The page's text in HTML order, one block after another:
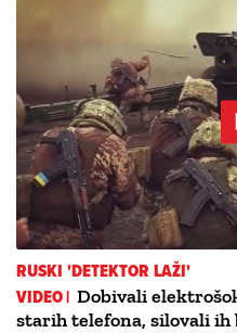
RUSKI 'DETEKTOR LAŽI'
VIDEO | Dobivali
starih telefona, silovali ih